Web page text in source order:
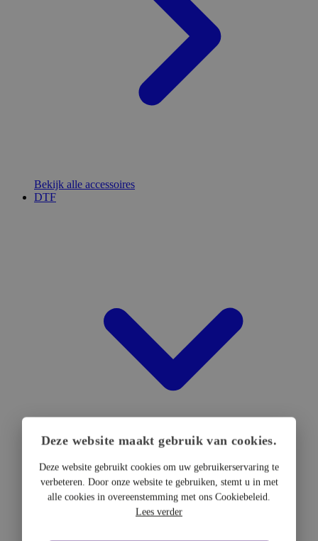
Bekijk alle accessoires
DTF
DTF Hardware
DTF Printers
Deze website maakt gebruik van cookies.
Deze website gebruikt cookies om uw gebruikerservaring te
verbeteren. Door onze website te gebruiken, stemt u in met
alle cookies in overeenstemming met ons Cookiebeleid.
Lees verder